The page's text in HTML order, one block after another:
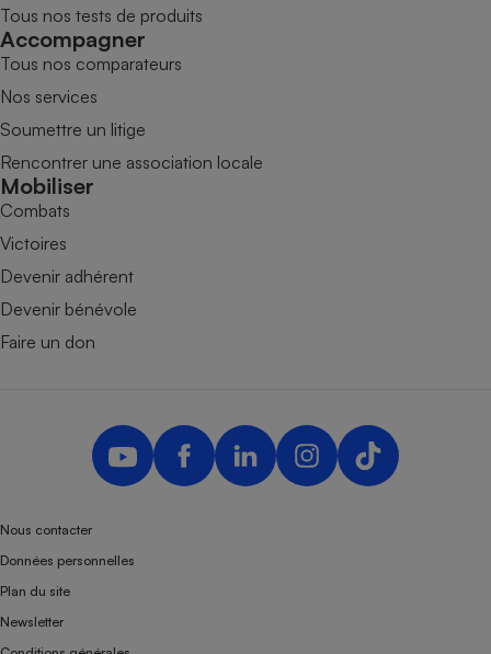
Tous nos tests de produits
Accompagner
Tous nos comparateurs
Nos services
Soumettre un litige
Rencontrer une association locale
Mobiliser
Combats
Victoires
Devenir adhérent
Devenir bénévole
Faire un don
Nous contacter
Données personnelles
Plan du site
Newsletter